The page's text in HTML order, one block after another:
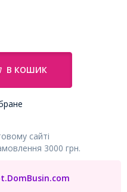
В КОШИК
сайті
3000 грн.